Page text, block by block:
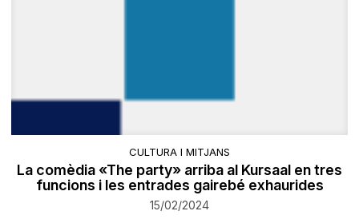
CULTURA I MITJANS
La comèdia «The party» arriba al Kursaal en tres
funcions i les entrades gairebé exhaurides
15/02/2024